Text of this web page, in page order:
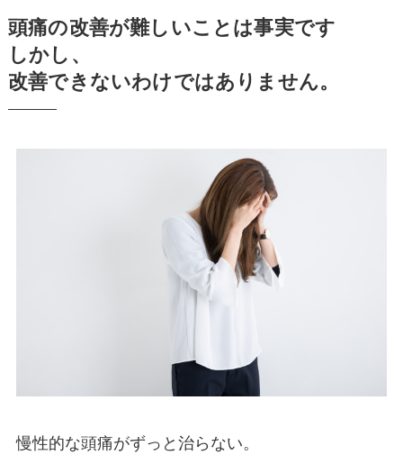
頭痛の改善が難しいことは事実です
しかし、
改善できないわけではありません。
慢性的な頭痛がずっと治らない。